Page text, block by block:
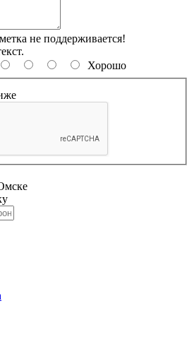
не поддерживается!
Хорошо